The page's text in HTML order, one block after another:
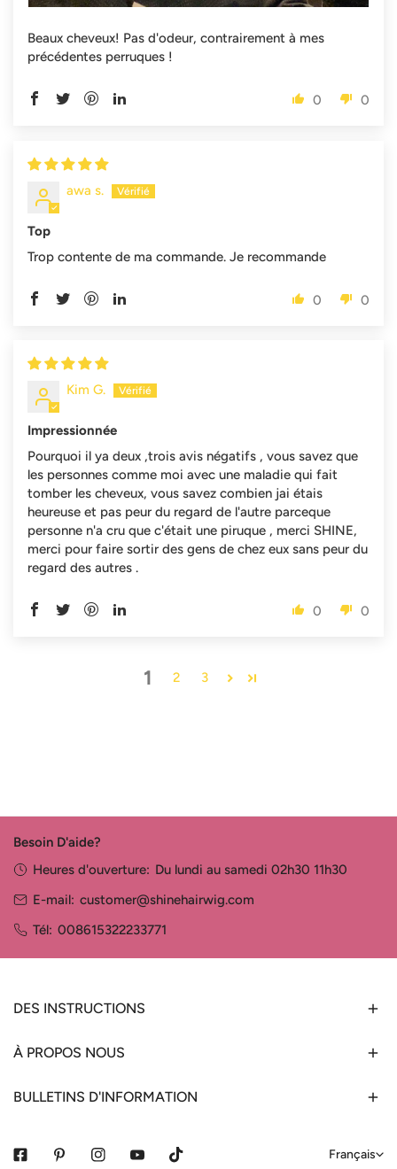
Beaux cheveux! Pas d'odeur, contrairement à mes
précédentes perruques !
0 0
awa s.
Top
Trop contente de ma commande. Je recommande
0 0
Kim G.
Impressionnée
Pourquoi il ya deux ,trois avis négatifs , vous savez que
les personnes comme moi avec une maladie qui fait
tomber les cheveux, vous savez combien jai étais
heureuse et pas peur du regard de l'autre parceque
personne n'a cru que c'était une piruque , merci SHINE,
merci pour faire sortir des gens de chez eux sans peur du
regard des autres .
0 0
1 2 3
Besoin D'aide?
Heures d'ouverture: Du lundi au samedi 02h30 11h30
E-mail: customer@shinehairwig.com
Tél: 008615322233771
DES INSTRUCTIONS
À PROPOS NOUS
BULLETINS D'INFORMATION
L
Français